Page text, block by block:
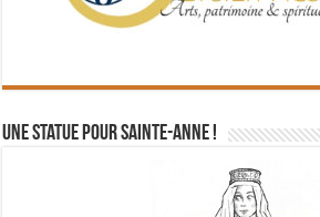
Une statue pour Sainte-Anne !